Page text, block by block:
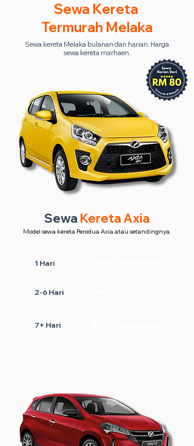
Sewa Kereta
Termurah Melaka
Sewa kereta Melaka bulanan dan harian. Harga
sewa kereta marhaen.
Sewa Kereta Axia
Model sewa kereta Perodua Axia atau setandingnya.
1 Hari
2-6 Hari
7+ Hari